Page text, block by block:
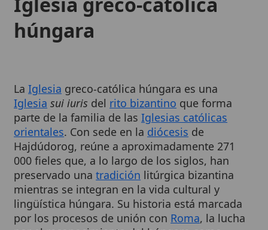
húngara
parte de la familia de lasIglesias católicas
orientales. Con sede en ladiócesisde
Hajdúdorog, reúne a aproximadamente 271
000 fieles que, a lo largo de los siglos, han
preservado unatradiciónlitúrgica bizantina
mientras se integran en la vida cultural y
lingüística húngara. Su historia está marcada
por los procesos de unión conRoma, la lucha
por el reconocimiento del húngaro como
lengua litúrgica y la revitalización de su
identidad oriental tras el periodo comunista .